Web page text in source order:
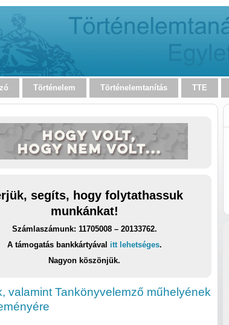
Történelem Történelemtanítás TTE
segíts, hogy folytathassuk
munkánkat!
Számlaszámunk: 11705008 – 20133762.
A támogatás bankkártyával itt lehetséges.
Nagyon köszönjük.
valamint Tankönyvelemző műhelyének